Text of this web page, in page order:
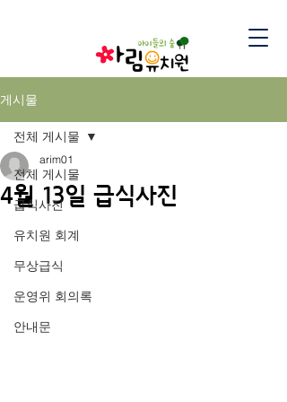
게시물
전체 게시물
급식사진
유치원 회계
무상급식
운영위 회의록
안내문
전체 게시물
4월 13일 급식사진
arim01